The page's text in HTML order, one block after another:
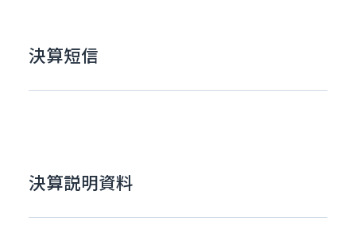
決算短信
決算説明資料